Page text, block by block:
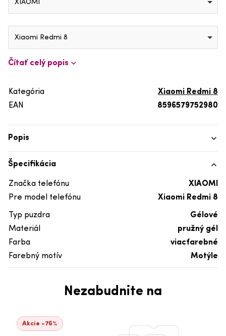
XIAOMI
Xiaomi Redmi 8
Čítať celý popis
Kategória
Xiaomi Redmi 8
EAN
8596579752980
Popis
Špecifikácia
Značka telefónu
XIAOMI
Pre model telefónu
Xiaomi Redmi 8
Typ puzdra
Gélové
Materiál
pružný gél
Farba
viacfarebné
Farebný motív
Motýle
Nezabudnite na
Akcie -76%